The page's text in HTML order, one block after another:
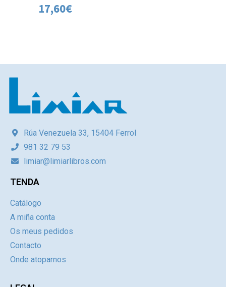
17,60€
Rúa Venezuela 33, 15404 Ferrol
981 32 79 53
limiar@limiarlibros.com
TENDA
Catálogo
A miña conta
Os meus pedidos
Contacto
Onde atoparnos